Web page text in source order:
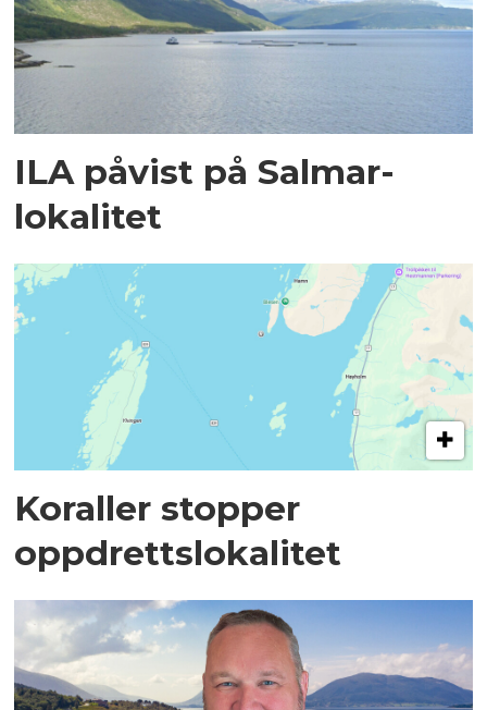
ILA påvist på Salmar-
lokalitet
Koraller stopper
oppdrettslokalitet